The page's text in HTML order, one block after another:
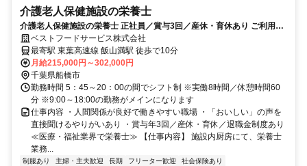
介護老人保健施設の栄養士
介護老人保健施設の栄養士 正社員／賞与3回／産休・育休あり ご利用者
の「おいしい」が聞ける環境！
ベストフードサービス株式会社
最寄駅 東葉高速線 飯山満駅 徒歩で10分
月給215,000円～302,000円
千葉県船橋市
勤務時間 5：45～20：00の間でシフト制 ※実働8時間／休憩時間60
分 ※9:00～18:00の勤務がメインになります
仕事内容 ・人間関係が良好で働きやすい職場 ・「おいしい」の声を
直接聞けるやりがいあり ・賞与年3回／産休・育休／退職金制度あり
≪医療・福祉業界で栄養士≫ 【仕事内容】 施設内厨房にて、栄養士
業務...
制服あり 主婦・主夫歓迎 長期 フリーター歓迎
社会保険あり